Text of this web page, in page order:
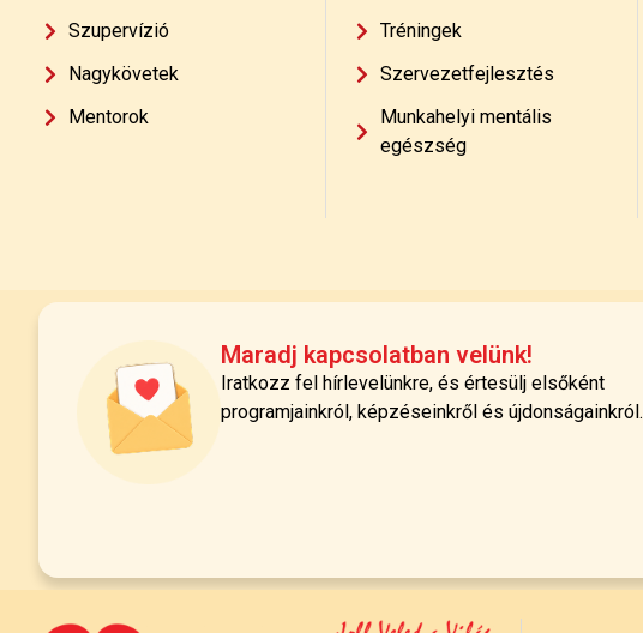
Szupervízió
Nagykövetek
Mentorok
Tréningek
Szervezetfejlesztés
Munkahelyi mentális
egészség
Maradj kapcsolatban velünk!
Iratkozz fel hírlevelünkre, és értesülj elsőként
programjainkról, képzéseinkről és újdonságainkról.